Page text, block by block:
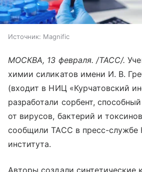
Источник: Magnific
МОСКВА, 13 февраля. /ТАСС/.
химии силикатов имени И. В.
(входит в НИЦ «Курчатовский
разработали сорбент,
от вирусов, бактерий и
сообщили ТАСС в пресс-службе
института.
Авторы создали синтетические